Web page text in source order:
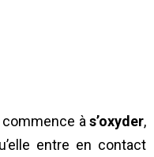
commence à s’oxyder,
entre en contact